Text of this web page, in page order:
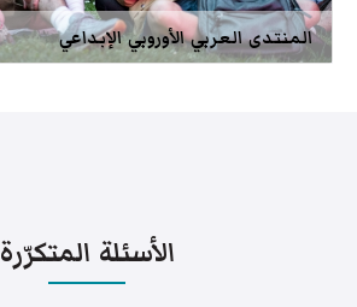
المنتدى العربي الأوروبي الإبداعي
الأسئلة المتكرّرة